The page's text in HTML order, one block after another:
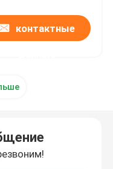
контактные